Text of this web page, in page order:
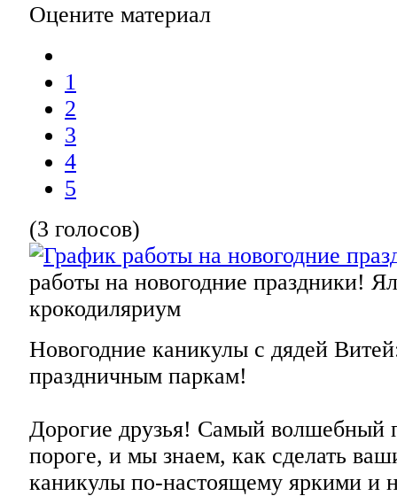
Оцените материал
1
2
3
4
5
(3 голосов)
работы на новогодние праздники!
крокодиляриум
Новогодние каникулы с дядей
праздничным паркам!
Дорогие друзья! Самый волшебный
пороге, и мы знаем, как сделать
каникулы по-настоящему яркими и